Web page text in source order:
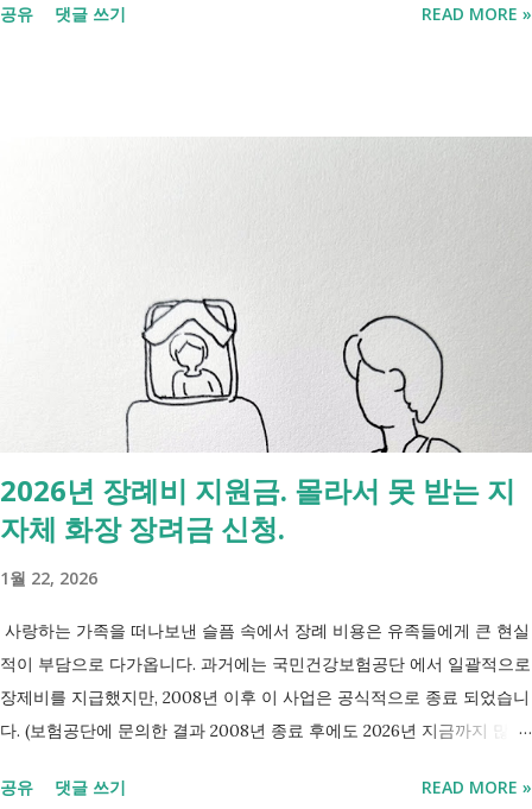
닙니다. 여러분의 병원비를 90%에서 최대 95%까지 국가가 대신 부담해
장기이식 및 혈액투석 등 특례 대상 - 치매·극희귀질환·상세불명 희귀질
환 신규 적용 코드 - 임신·난임·아동 진료 등 F코드 대상 병원에서 진료를
받은 뒤 진료비 계산서나 건강보험 산정내역에 표시된 V코드를 확인하면
현재 어떤 산정특례가 적용되고 있는지 쉽게 확인할 수 있습니다. 아래
표에서 본인의 질환명이나 특정기호를 찾아보시기 바랍니다. 암·희귀질
환 산정특례 특정기호 및 상병코드 Ⅰ. 「본인일부부담금 산정특례에 관
한 기준」 제1조 관련 특정기호 코드 구분 대상 특정기호 1 미등록암환자
가 해당상병(C00～C97, D00～D09, D32～D33, D37～D48)으로 진료를
련 특정기호 코드 구분 대상 특...
공유 댓글 쓰기 READ MORE »
2026년 장례비 지원금. 몰라서 못 받는 지
자체 화장 장려금 신청.
1월 22, 2026
사랑하는 가족을 떠나보낸 슬픔 속에서 장례 비용은 유족들에게 큰 현실
적이 부담으로 다가옵니다. 과거에는 국민건강보험공단 에서 일괄적으로
장제비를 지급했지만, 2008년 이후 이 사업은 공식적으로 종료 되었습니
다. (보험공단에 문의한 결과 2008년 종료 후에도 2026년 지금까지 많은
보훈대상자 나 기초생활수급자 대상 지원 은 여전히 유지 되고 있으며,
공유 댓글 쓰기 READ MORE »